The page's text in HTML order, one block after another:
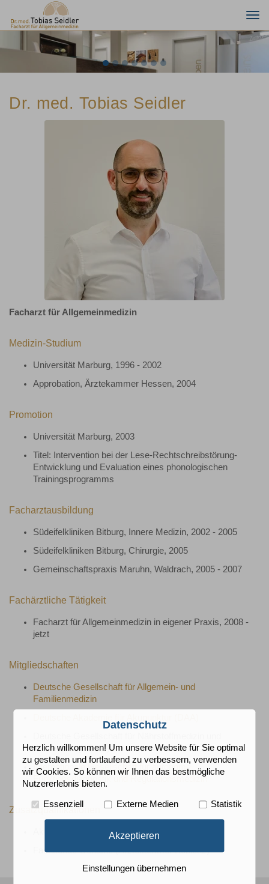
Previous
Dr. med. Tobias Seidler
Facharzt für Allgemeinmedizin
Medizin-Studium
Universität Marburg, 1996 - 2002
Approbation, Ärztekammer Hessen, 2004
Promotion
Universität Marburg, 2003
Titel: Intervention bei der Lese-Rechtschreibstörung-
Entwicklung und Evaluation eines phonologischen
Trainingsprogramms
Facharztausbildung
Südeifelkliniken Bitburg, Innere Medizin, 2002 - 2005
Südeifelkliniken Bitburg, Chirurgie, 2005
Gemeinschaftspraxis Maruhn, Waldrach, 2005 - 2007
Fachärztliche Tätigkeit
Facharzt für Allgemeinmedizin in eigener Praxis, 2008 -
jetzt
Mitgliedschaften
Deutsche Gesellschaft für Allgemein- und
Familienmedizin
Prävention (DGNP)
Internationale Gesellschaft für autonome
Funktionsdiagnostik und Regulationsmedizin
Zusatzqualifikationen
Akupunktur A-Diplom
Fachkunde Geriatrie (Ärztekammer Koblenz)
Datenschutz
Herzlich willkommen! Um unsere Website für Sie optimal
zu gestalten und fortlaufend zu verbessern, verwenden
wir Cookies. So können wir Ihnen das bestmögliche
Nutzererlebnis bieten.
Essenziell Externe Medien Statistik
Akzeptieren
Einstellungen übernehmen